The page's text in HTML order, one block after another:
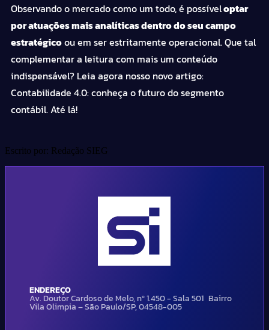
Observando o mercado como um todo, é possíveloptar
por atuações mais analíticas dentro do seu campo
estratégicoou em ser estritamente operacional. Que tal
complementar a leitura com mais um conteúdo
indispensável? Leia agora nosso novo artigo:
Contabilidade 4.0: conheça o futuro do segmento
contábil. Até lá!
Escrito por: Redação SIEG
ENDEREÇO
Av. Doutor Cardoso de Melo, nº 1.450 - Sala 501 Bairro
Vila Olimpia – São Paulo/SP, 04548-005